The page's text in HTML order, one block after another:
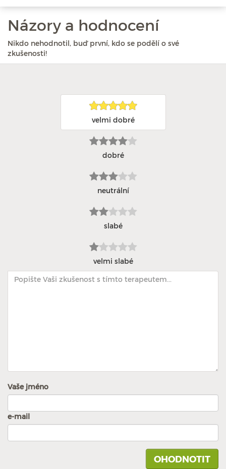
Názory a hodnocení
Nikdo nehodnotil, buď první, kdo se podělí o své
zkušenosti!
velmi dobré
dobré
neutrální
slabé
velmi slabé
Vaše jméno
e-mail